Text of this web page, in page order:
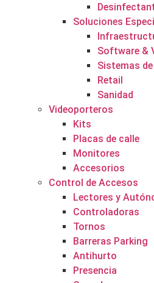
Soluciones
Software &
Sistemas
Retail
Sanidad
Videoporteros
Kits
Placas de calle
Monitores
Accesorios
Control de Accesos
Lectores y
Controladoras
Tornos
Barreras Parking
Antihurto
Presencia